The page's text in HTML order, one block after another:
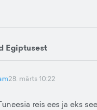
Egiptusest
28. märts 10:22
reis ees ja eks